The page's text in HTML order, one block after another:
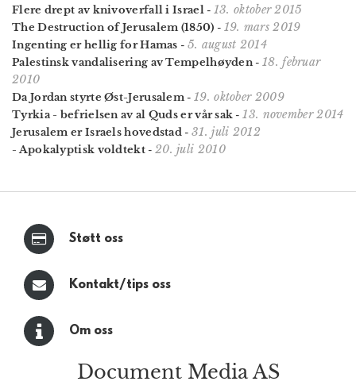
Flere drept av knivoverfall i Israel- 13. oktober 2015
The Destruction of Jerusalem (1850) - 19. mars 2019
Ingenting er hellig for Hamas - 5. august 2014
Palestinsk vandalisering av Tempelhøyden- 18. februar
2010
Da Jordan styrte Øst-Jerusalem - 19. oktober 2009
Tyrkia - befrielsen av al Quds er vår sak -13. november 2014
Jerusalem er Israels hovedstad - 31. juli 2012
- Apokalyptisk voldtekt- 20. juli 2010
Støtt oss
Kontakt/tips oss
Om oss
Document Media AS